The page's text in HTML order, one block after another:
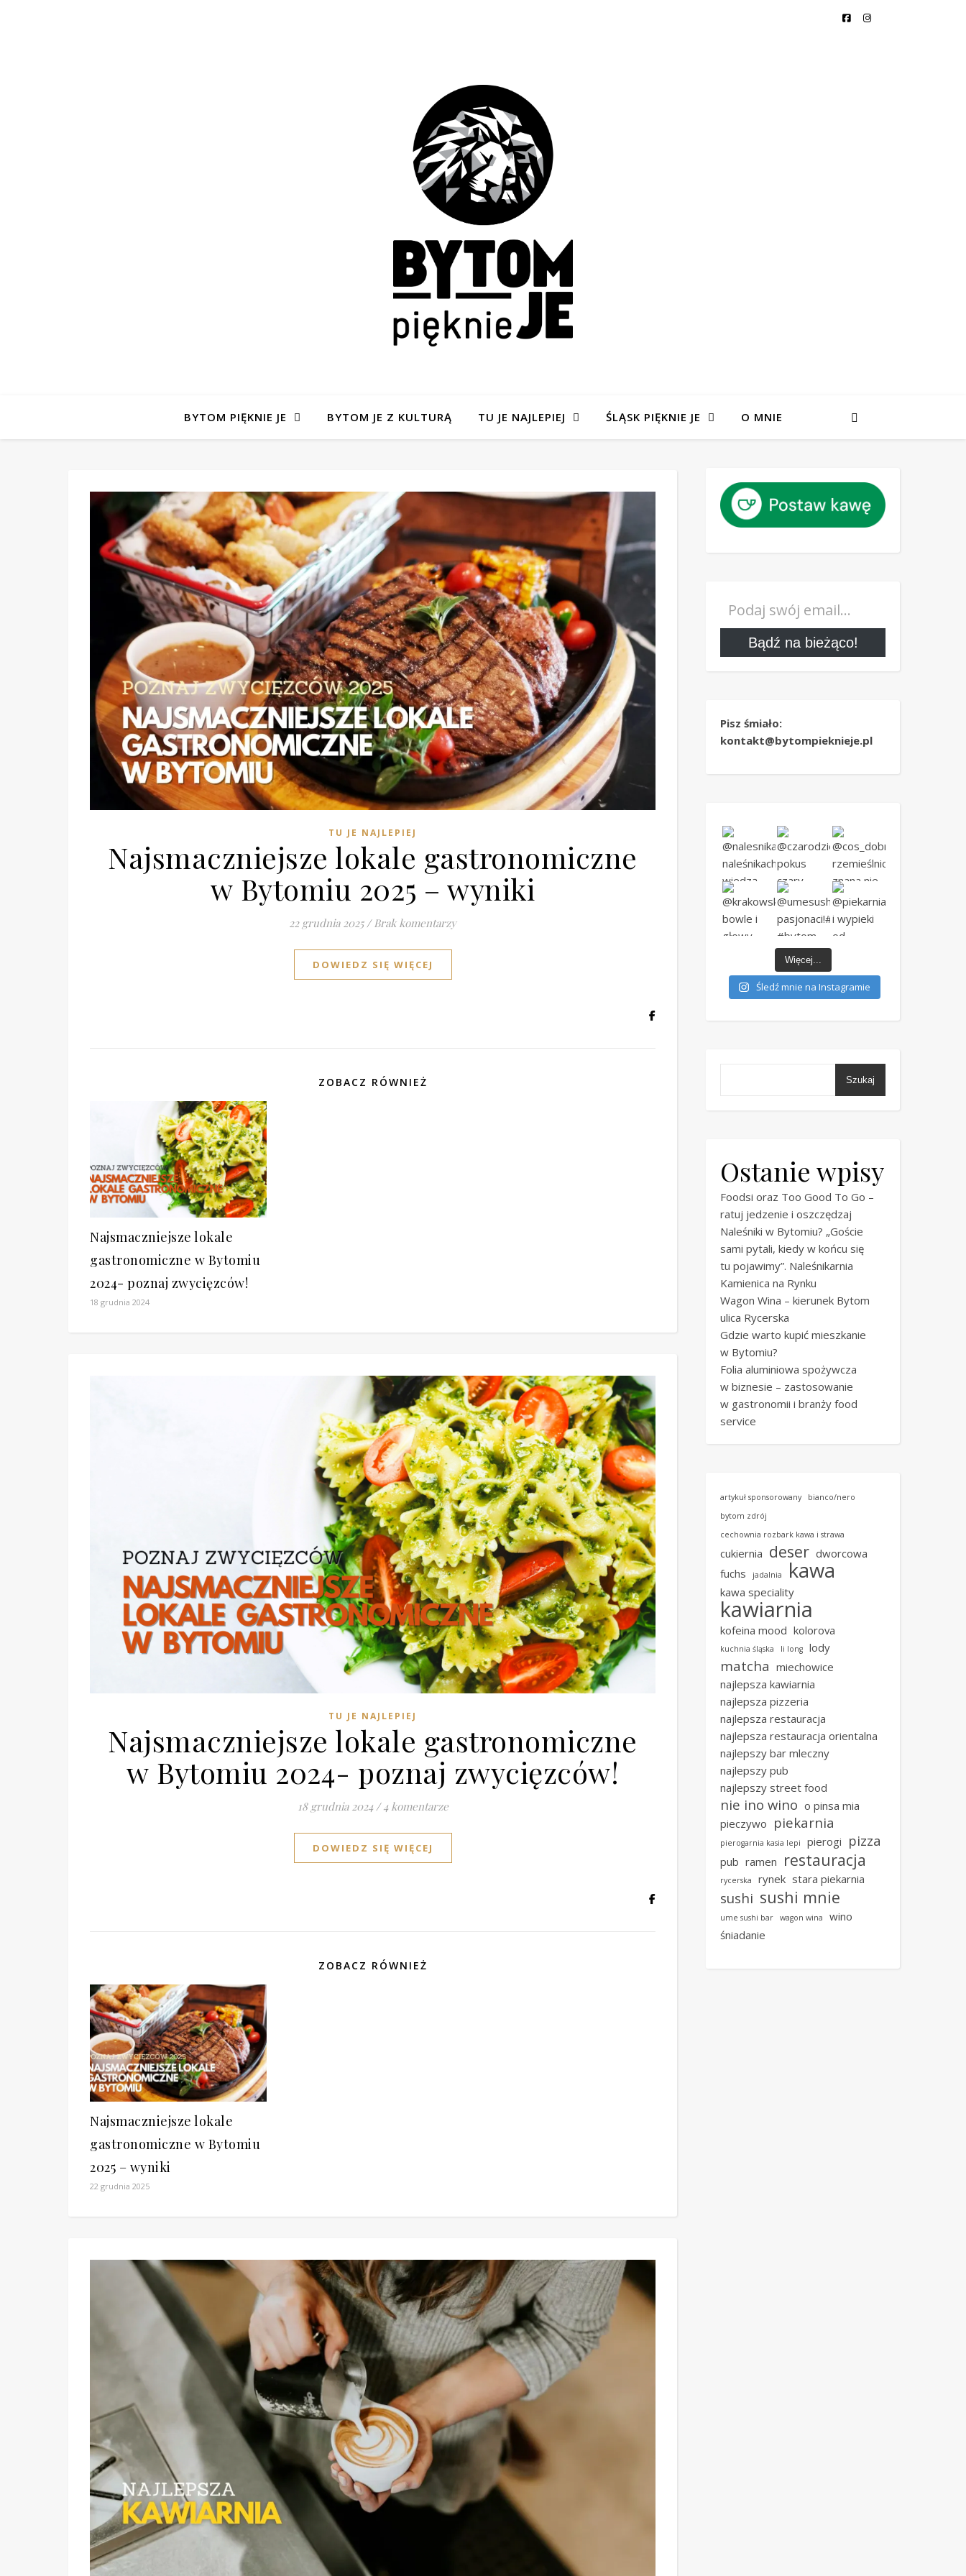
BYTOM PIĘKNIE JE BYTOM JE Z KULTURĄ TU JE NAJLEPIEJ ŚLĄSK PIĘKNIE JE O MNIE
TU JE NAJLEPIEJ
Najsmaczniejsze lokale gastronomiczne
w Bytomiu 2025 – wyniki
22 grudnia 2025 / Brak komentarzy
DOWIEDZ SIĘ WIĘCEJ
ZOBACZ RÓWNIEŻ
Najsmaczniejsze lokale
gastronomiczne w Bytomiu
2024- poznaj zwycięzców!
18 grudnia 2024
TU JE NAJLEPIEJ
Najsmaczniejsze lokale gastronomiczne
w Bytomiu 2024- poznaj zwycięzców!
18 grudnia 2024 / 4 komentarze
DOWIEDZ SIĘ WIĘCEJ
ZOBACZ RÓWNIEŻ
Najsmaczniejsze lokale
gastronomiczne w Bytomiu
2025 – wyniki
22 grudnia 2025
Bądź na bieżąco!
Pisz śmiało:
kontakt@bytompieknieje.pl
Więcej...
Śledź mnie na Instagramie
Szukaj
Ostanie wpisy
Foodsi oraz Too Good To Go –
ratuj jedzenie i oszczędzaj
Naleśniki w Bytomiu? „Goście
sami pytali, kiedy w końcu się
tu pojawimy”. Naleśnikarnia
Kamienica na Rynku
Wagon Wina – kierunek Bytom
ulica Rycerska
Gdzie warto kupić mieszkanie
w Bytomiu?
Folia aluminiowa spożywcza
w biznesie – zastosowanie
w gastronomii i branży food
service
artykuł sponsorowany
bianco/nero
bytom zdrój
cechownia rozbark kawa i strawa
cukiernia deser dworcowa
fuchs
jadalnia kawa
kawa speciality
kawiarnia
kofeina mood kolorova
kuchnia śląska li long lody
matcha miechowice
najlepsza kawiarnia
najlepsza pizzeria
najlepsza restauracja
najlepsza restauracja orientalna
najlepszy bar mleczny
najlepszy pub
najlepszy street food
nie ino wino o pinsa mia
pieczywo piekarnia
pierogarnia kasia lepi pierogi pizza
pub ramen restauracja
rycerska rynek stara piekarnia
sushi sushi mnie
ume sushi bar wagon wina
wino
śniadanie